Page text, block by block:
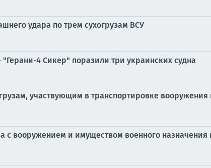
удара по трем сухогрузам ВСУ
4 Сикер" поразили три украинских судна
участвующим в транспортировке
с вооружением и имуществом военного